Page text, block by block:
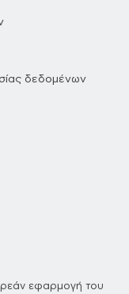
δεδομένων
εφαρμογή του